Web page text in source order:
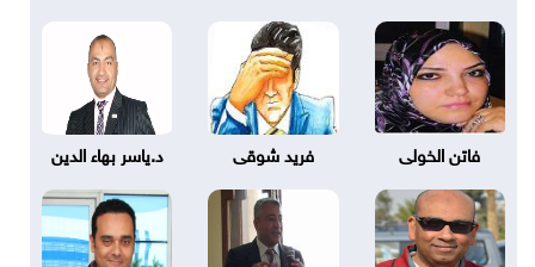
فاتن الخولى فريد شوقى د.ياسر بهاء الدين